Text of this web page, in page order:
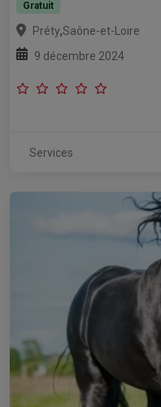
Gratuit
Préty,Saône-et-Loire
9 décembre 2024
Services